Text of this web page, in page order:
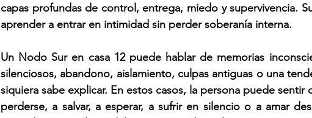
capas profundas de control, entrega, miedo y supervivencia.
aprender a entrar en intimidad sin perder soberanía interna.
Un Nodo Sur en casa 12 puede hablar de memorias
silenciosos, abandono, aislamiento, culpas antiguas o una
siquiera sabe explicar. En estos casos, la persona puede sentir
perderse, a salvar, a esperar, a sufrir en silencio o a amar